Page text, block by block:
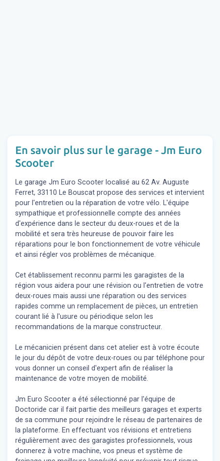
En savoir plus sur le garage - Jm Euro
Scooter
Le garage Jm Euro Scooter localisé au 62 Av. Auguste
Ferret, 33110 Le Bouscat propose des services et intervient
pour l'entretien ou la réparation de votre vélo. L'équipe
sympathique et professionnelle compte des années
d'expérience dans le secteur du deux-roues et de la
mobilité et sera très heureuse de pouvoir faire les
réparations pour le bon fonctionnement de votre véhicule
et ainsi régler vos problèmes de mécanique.
Cet établissement reconnu parmi les garagistes de la
région vous aidera pour une révision ou l'entretien de votre
deux-roues mais aussi une réparation ou des services
rapides comme un remplacement de pièces, un entretien
courant lié à l'usure ou périodique selon les
recommandations de la marque constructeur.
Le mécanicien présent dans cet atelier est à votre écoute
le jour du dépôt de votre deux-roues ou par téléphone pour
vous donner un conseil d'expert afin de réaliser la
maintenance de votre moyen de mobilité.
Jm Euro Scooter a été sélectionné par l'équipe de
Doctoride car il fait partie des meilleurs garages et experts
de sa commune pour rejoindre le réseau de partenaires de
la plateforme. En effectuant vos révisions et entretiens
régulièrement avec des garagistes professionnels, vous
donnerez à votre machine, vos pneus et système de